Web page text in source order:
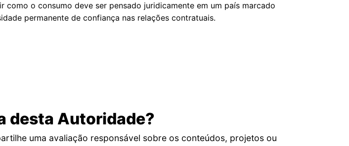
o consumo deve ser pensado juridicamente em um país marcado
permanente de confiança nas relações contratuais.
desta Autoridade?
uma avaliação responsável sobre os conteúdos, projetos ou